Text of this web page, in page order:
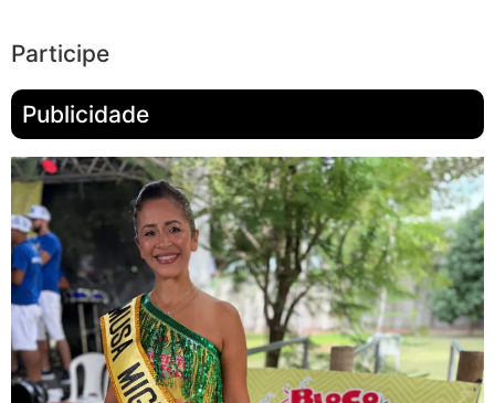
Participe
Publicidade